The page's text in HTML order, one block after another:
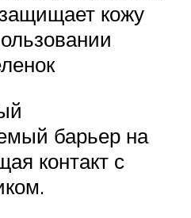
кожу
барьер на
контакт с